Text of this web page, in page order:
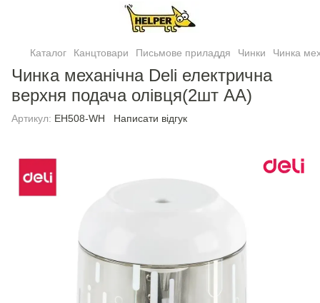
Каталог Канцтовари Письмове приладдя Чинки Чинка
Чинка механічна Deli електрична
верхня подача олiвця(2шт АА)
Артикул: EH508-WH Написати відгук